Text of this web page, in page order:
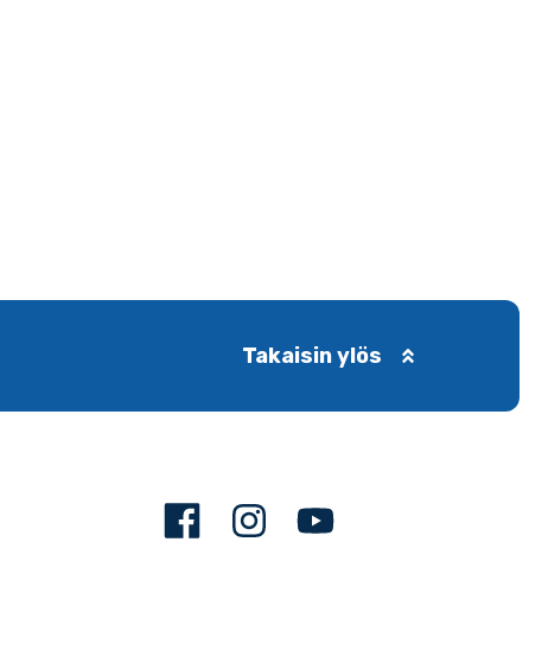
Takaisin ylös
FacebookInstagram